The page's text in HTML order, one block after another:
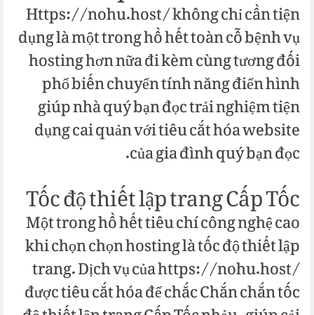
Https://nohu.host/ không chỉ cần tiện
dụng là một trong hồ hết toàn cỗ bệnh vụ
hosting hơn nữa đi kèm cùng tương đối
phổ biến chuyển tính năng điển hình
giúp nhà quý bạn đọc trải nghiệm tiện
dụng cai quản với tiêu cắt hóa website
của gia đình quý bạn đọc.
Tốc độ thiết lập trang Cấp Tốc
Một trong hồ hết tiêu chí công nghệ cao
khi chọn chọn hosting là tốc độ thiết lập
trang. Dịch vụ của https://nohu.host/
được tiêu cắt hóa để chắc Chắn chắn tốc